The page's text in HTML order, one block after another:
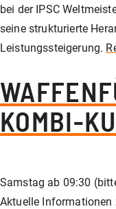
bei der IPSC
seine strukturierte
Leistungssteigerung.
KOMBI-
Samstag ab 09:30
Aktuelle